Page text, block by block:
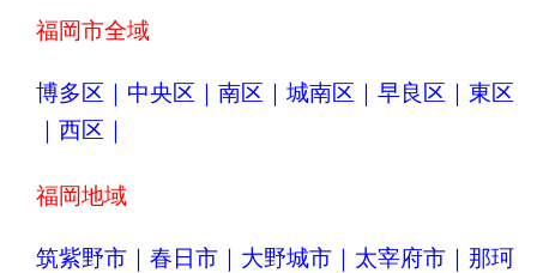
福岡市全域
博多区 中央区 南区 城南区 早良区
東区
西区
福岡地域
筑紫野市 春日市 大野城市 太宰府市
那珂